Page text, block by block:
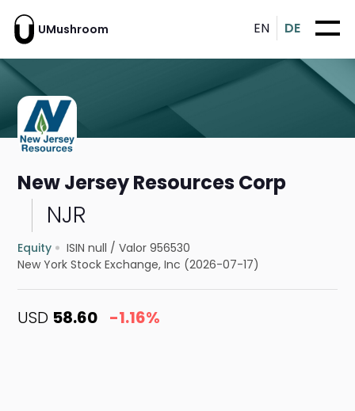
UMushroom EN DE
New Jersey Resources Corp
NJR
Equity ISIN null /Valor 956530
New York Stock Exchange, Inc (2026-07-17)
USD 58.60 -1.16%